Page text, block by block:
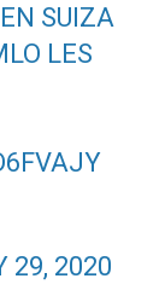
SUIZA
LES
29, 2020